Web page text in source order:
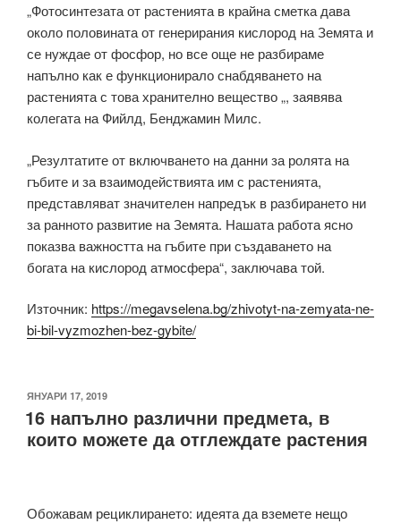
„Фотосинтезата от растенията в крайна сметка дава
около половината от генерирания кислород на Земята и
се нуждае от фосфор, но все още не разбираме
напълно как е функционирало снабдяването на
растенията с това хранително вещество „, заявява
колегата на Фийлд, Бенджамин Милс.
„Резултатите от включването на данни за ролята на
гъбите и за взаимодействията им с растенията,
представляват значителен напредък в разбирането ни
за ранното развитие на Земята. Нашата работа ясно
показва важността на гъбите при създаването на
богата на кислород атмосфера“, заключава той.
Източник: https://megavselena.bg/zhivotyt-na-zemyata-ne-
bi-bil-vyzmozhen-bez-gybite/
ПУБЛИКУВАНО
НА
ЯНУАРИ 17, 2019
16 напълно различни предмета, в
които можете да отглеждате растения
Обожавам рециклирането: идеята да вземете нещо